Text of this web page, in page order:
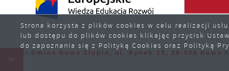
Nowa Słupia, ul. Rynek 15, 26-006 Nowa Słupia,
Copyright by nowaslupia.pl
Strona korzysta z plików cookies w celu realizacji
lub dostępu do plików cookies klikając przycisk
do zapoznania się z Polityką Cookies oraz Polityką